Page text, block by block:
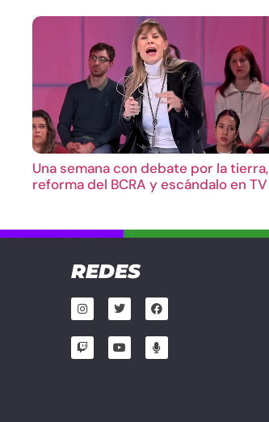
Una semana con debate por la tierra,
reforma del BCRA y escándalo en TV
REDES